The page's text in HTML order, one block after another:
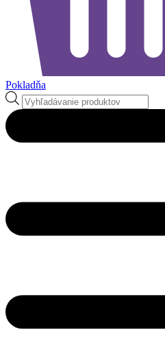
Pokladňa
Products
search